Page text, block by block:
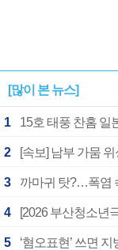
[많이 본 뉴스]
1 15호 태풍 찬홈
2 [속보] 남부 가뭄
3 까마귀 탓?…폭염
4
5 ‘혐오표현’ 쓰면